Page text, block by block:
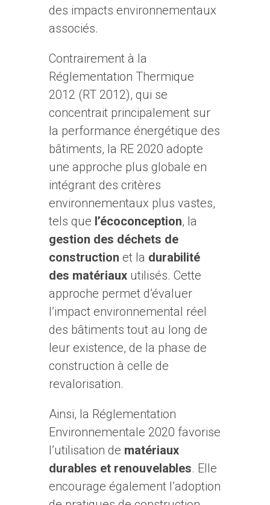
des impacts environnementaux
associés.
Contrairement à la
Réglementation Thermique
2012 (RT 2012), qui se
concentrait principalement sur
la performance énergétique des
bâtiments, la RE 2020 adopte
une approche plus globale en
intégrant des critères
environnementaux plus vastes,
tels que l’écoconception, la
gestion des déchets de
construction et la durabilité
des matériauxutilisés. Cette
approche permet d’évaluer
l’impact environnemental réel
des bâtiments tout au long de
leur existence, de la phase de
construction à celle de
revalorisation.
Ainsi, la Réglementation
Environnementale 2020 favorise
l’utilisation de matériaux
durables et renouvelables. Elle
encourage également l’adoption